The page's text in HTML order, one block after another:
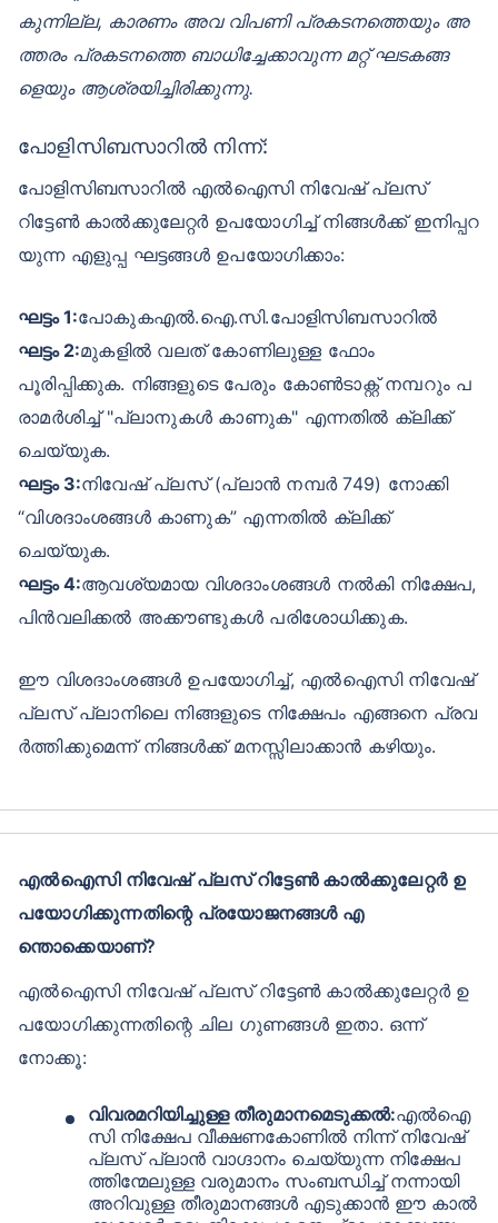
കുന്നില്ല, കാരണം അവ വിപണി പ്രകടനത്തെയും അ
ത്തരം പ്രകടനത്തെ ബാധിച്ചേക്കാവുന്ന മറ്റ് ഘടകങ്ങ
ളെയും ആശ്രയിച്ചിരിക്കുന്നു.
പോളിസിബസാറിൽ നിന്ന്:
പോളിസിബസാറിൽ എൽഐസി നിവേഷ് പ്ലസ്
റിട്ടേൺ കാൽക്കുലേറ്റർ ഉപയോഗിച്ച് നിങ്ങൾക്ക് ഇനിപ്പറ
യുന്ന എളുപ്പ ഘട്ടങ്ങൾ ഉപയോഗിക്കാം:
ഘട്ടം 1:പോകുകഎൽ.ഐ.സി.പോളിസിബസാറിൽ
ഘട്ടം 2:മുകളിൽ വലത് കോണിലുള്ള ഫോം
പൂരിപ്പിക്കുക. നിങ്ങളുടെ പേരും കോൺടാക്റ്റ് നമ്പറും പ
രാമർശിച്ച് "പ്ലാനുകൾ കാണുക" എന്നതിൽ ക്ലിക്ക്
ചെയ്യുക.
ഘട്ടം 3:നിവേഷ് പ്ലസ് (പ്ലാൻ നമ്പർ 749) നോക്കി
“വിശദാംശങ്ങൾ കാണുക” എന്നതിൽ ക്ലിക്ക്
ചെയ്യുക.
ഘട്ടം 4:ആവശ്യമായ വിശദാംശങ്ങൾ നൽകി നിക്ഷേപ,
പിൻവലിക്കൽ അക്കൗണ്ടുകൾ പരിശോധിക്കുക.
ഈ വിശദാംശങ്ങൾ ഉപയോഗിച്ച്, എൽഐസി നിവേഷ്
പ്ലസ് പ്ലാനിലെ നിങ്ങളുടെ നിക്ഷേപം എങ്ങനെ പ്രവ
ർത്തിക്കുമെന്ന് നിങ്ങൾക്ക് മനസ്സിലാക്കാൻ കഴിയും.
എൽഐസി നിവേഷ് പ്ലസ് റിട്ടേൺ കാൽക്കുലേറ്റർ ഉ
പയോഗിക്കുന്നതിന്റെ പ്രയോജനങ്ങൾ എ
ന്തൊക്കെയാണ്?
എൽഐസി നിവേഷ് പ്ലസ് റിട്ടേൺ കാൽക്കുലേറ്റർ ഉ
പയോഗിക്കുന്നതിന്റെ ചില ഗുണങ്ങൾ ഇതാ. ഒന്ന്
നോക്കൂ:
വിവരമറിയിച്ചുള്ള തീരുമാനമെടുക്കൽ:എൽഐ
സി നിക്ഷേപ വീക്ഷണകോണിൽ നിന്ന് നിവേഷ്
പ്ലസ് പ്ലാൻ വാഗ്ദാനം ചെയ്യുന്ന നിക്ഷേപ
ത്തിന്മേലുള്ള വരുമാനം സംബന്ധിച്ച് നന്നായി
അറിവുള്ള തീരുമാനങ്ങൾ എടുക്കാൻ ഈ കാൽ